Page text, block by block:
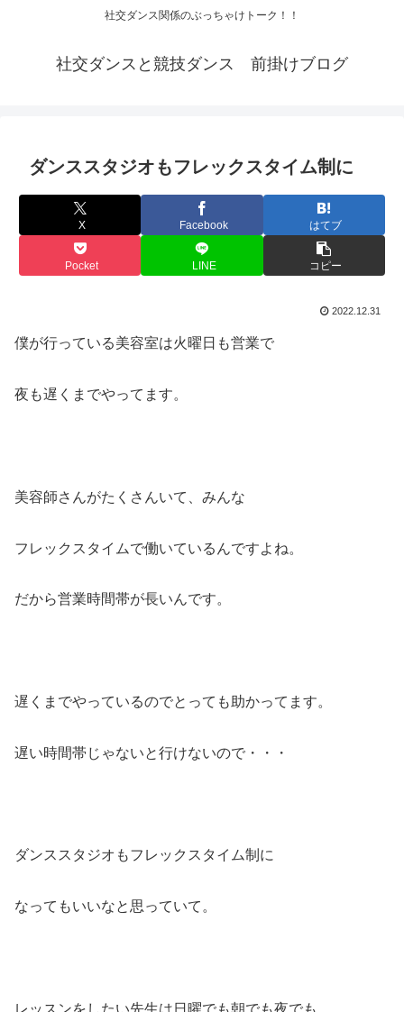
社交ダンス関係のぶっちゃけトーク！！
社交ダンスと競技ダンス 前掛けブログ
ダンススタジオもフレックスタイム制に
X Facebook はてブ
Pocket LINE コピー
2022.12.31
僕が行っている美容室は火曜日も営業で
夜も遅くまでやってます。
美容師さんがたくさんいて、みんな
フレックスタイムで働いているんですよね。
だから営業時間帯が長いんです。
遅くまでやっているのでとっても助かってます。
遅い時間帯じゃないと行けないので・・・
ダンススタジオもフレックスタイム制に
なってもいいなと思っていて。
レッスンをしたい先生は日曜でも朝でも夜でも